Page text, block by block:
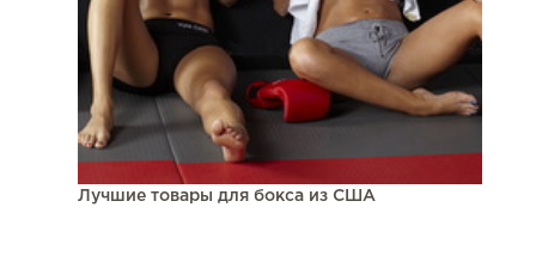
Лучшие товары для бокса из США